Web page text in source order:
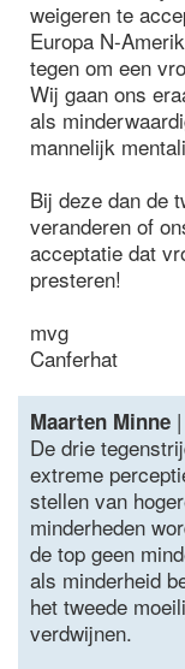
weigeren te
Europa N-
tegen om een
Wij gaan ons
als
mannelijk
Bij deze dan de
veranderen of
acceptatie dat
presteren!
mvg
Canferhat
Maarten Minne |
De drie
extreme
stellen van
minderheden
de top geen
als minderheid
het tweede
verdwijnen.